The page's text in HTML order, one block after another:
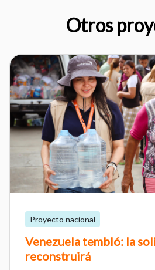
Otros
Proyecto nacional
Venezuela tembló: la
reconstruirá